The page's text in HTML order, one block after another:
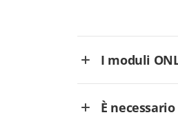
I moduli
È